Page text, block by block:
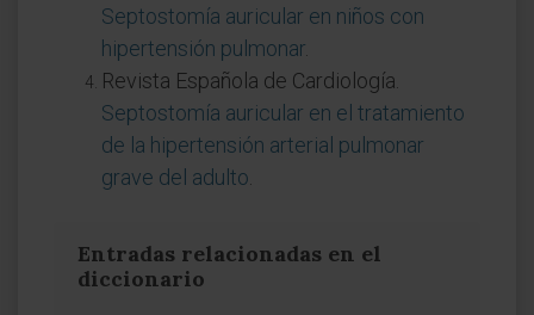
Septostomía auricular en niños con
hipertensión pulmonar
Revista Española de Cardiología.
Septostomía auricular en el tratamiento
de la hipertensión arterial pulmonar
grave del adulto
Entradas relacionadas en el
diccionario